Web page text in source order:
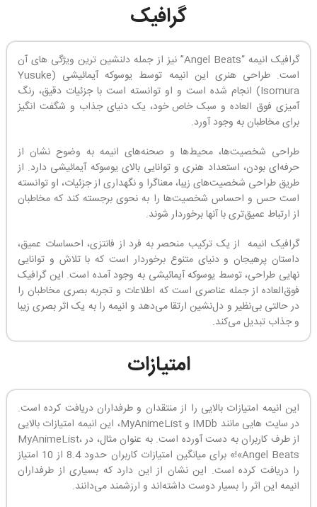
گرافیک
گرافیک انیمه “Angel Beats” نیز از جمله دلنشین ترین ویژگی های آن
است. طراحی هنری این انیمه توسط یوسوکه آیمائیشی (Yusuke
Isomura) انجام شده است و او توانسته است با جزئیات دقیق، رنگ
آمیزی فوق العاده و سبک خاص خود، یک دنیای جذاب و شگفت انگیز
برای مخاطبان به وجود آورد.
طراحی شخصیت‌ها، محیط‌ها و صحنه‌های انیمه به وضوح نشان از
حرفه‌ای بودن، استعداد هنری و توانایی بالای یوسوکه آیمائیشی دارد. از
طریق طراحی شخصیت‌های زیبا، معناگرا و نگهداری از جزئیات، او توانسته
است حس و احساس شخصیت‌ها را به نحوی برجسته کند که مخاطبان
از ارتباط عمیق‌تری با آنها برخوردار شوند.
گرافیک انیمه از یک ترکیب منحصر به فرد از فانتزی، احساسات عمیق،
داستان پرهیجان و دنیای متنوع برخوردار است که با تلاش و توانایی
نهایی طراحی، توسط یوسوکه آیمائیشی به وجود آمده است. این گرافیک
فوق‌العاده از جمله عناصری است که اطلاعات و تجربه بصری مخاطبان را
در حالتی بی‌نظیر و دل‌نشین ارتقا می‌دهد و انیمه را به یک اثر بصری زیبا
و جذاب تبدیل می‌کند.
امتیازات
این انیمه امتیازات بالایی را از منتقدان و طرفداران دریافت کرده است.
در سایت هایی مانند IMDb و MyAnimeList، این انیمه امتیازات بالایی
از طرف کاربران به دست آورده است. به عنوان مثال، در MyAnimeList،
«Angel Beats!» برای میانگین امتیازات کاربران حدود 8.4 از 10 امتیاز
را دریافت کرده است. این نشان از این دارد که بسیاری از طرفداران
انیمه این اثر را بسیار دوست داشته‌اند و ارزشمند می‌دانند.